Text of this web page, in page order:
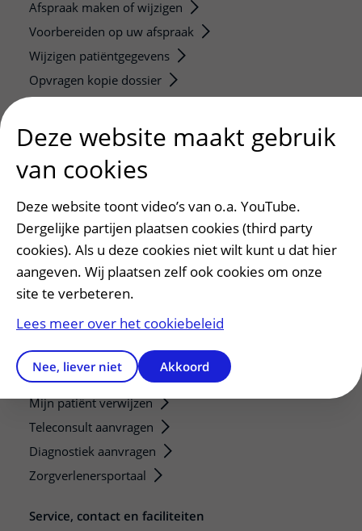
Afspraak maken of wijzigen
Voorbereiden op uw afspraak
Wijzigen patiëntgegevens
Opvragen kopie dossier
Onderwijs en onderzoek
Onze opleidingen
Research
Strategic programs
Research groups
Verwijzers
Mijn patiënt verwijzen
Teleconsult aanvragen
Diagnostiek aanvragen
Zorgverlenersportaal
Service, contact en faciliteiten
Deze website maakt gebruik
van cookies
Deze website toont video’s van o.a. YouTube.
Dergelijke partijen plaatsen cookies (third party
cookies). Als u deze cookies niet wilt kunt u dat hier
aangeven. Wij plaatsen zelf ook cookies om onze
site te verbeteren.
Lees meer over het cookiebeleid
Nee, liever niet Akkoord